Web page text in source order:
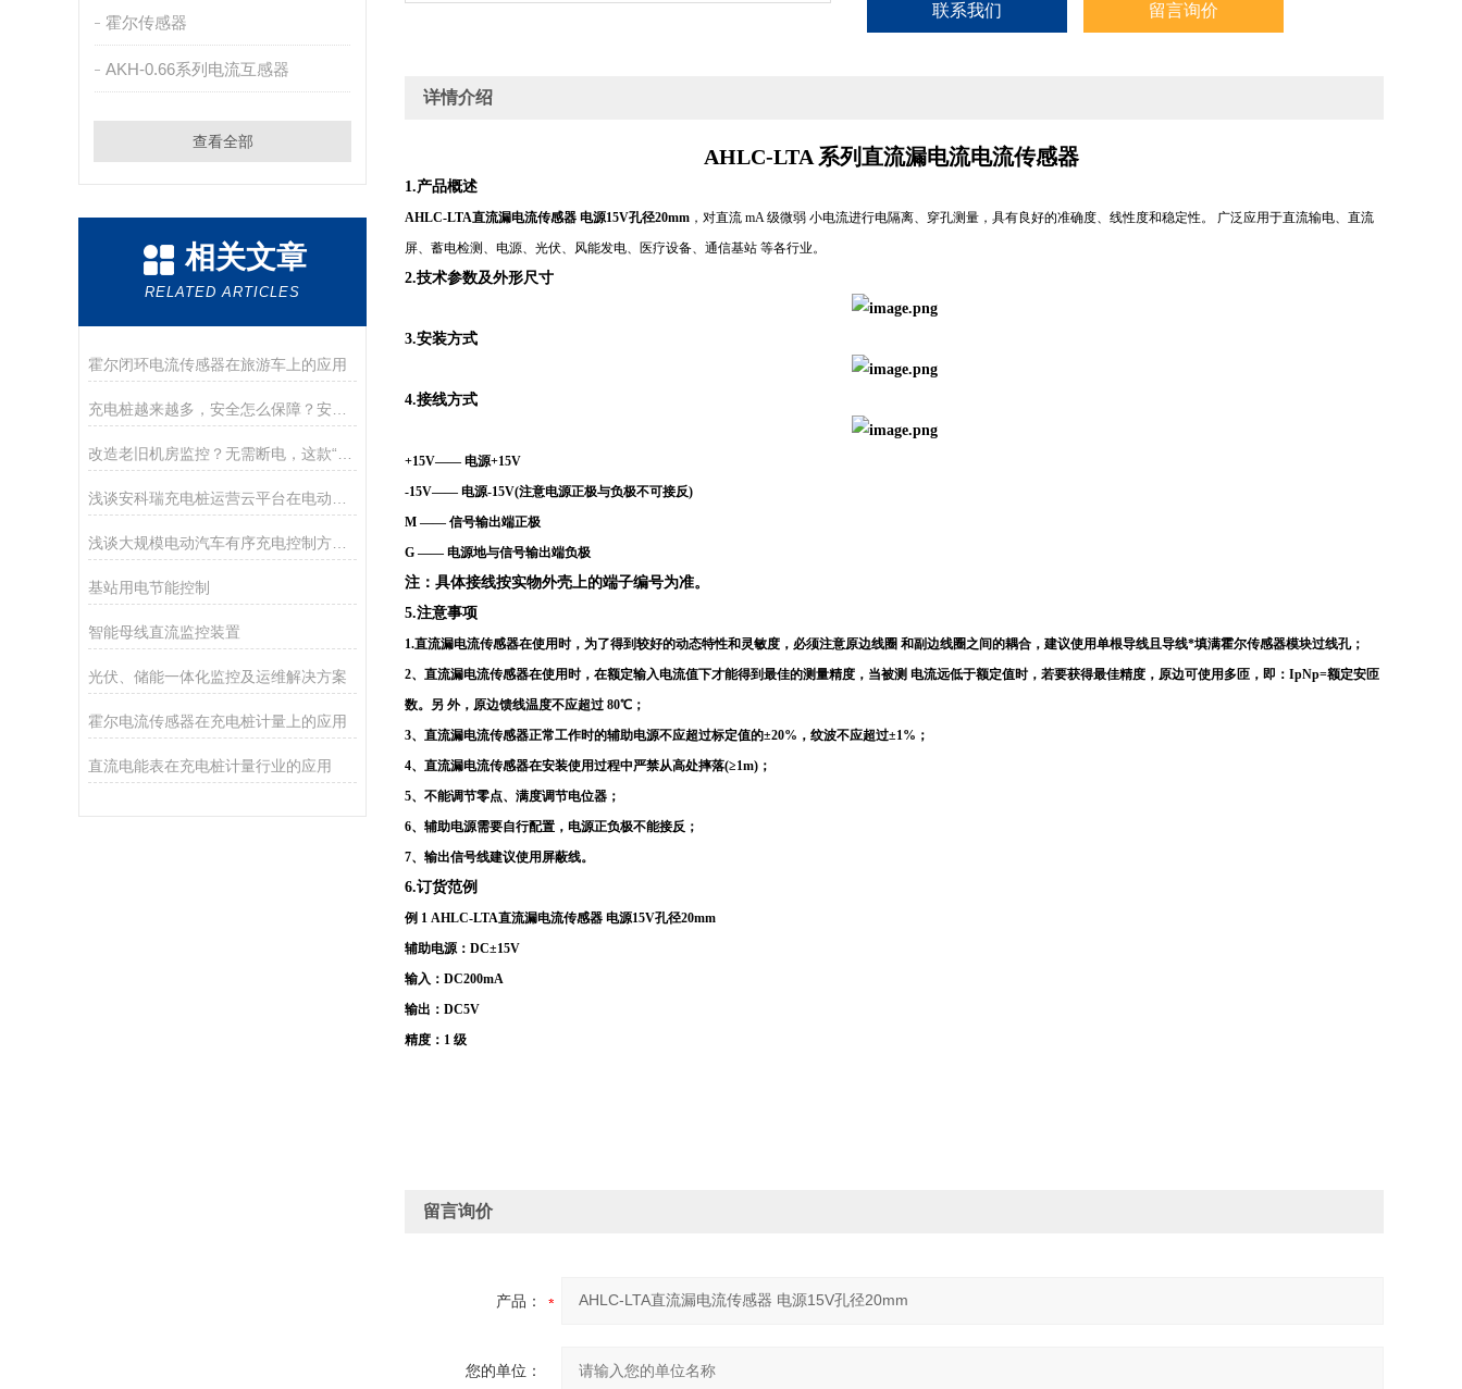
霍尔传感器
AKH-0.66系列电流互感器
查看全部
相关文章
RELATED ARTICLES
霍尔闭环电流传感器在旅游车上的应用
充电桩越来越多，安全怎么保障？安科瑞限流式保护器来解答
浅谈大规模电动汽车有序充电控制方法研究
基站用电节能控制
智能母线直流监控装置
光伏、储能一体化监控及运维解决方案
霍尔电流传感器在充电桩计量上的应用
直流电能表在充电桩计量行业的应用
联系我们 留言询价
详情介绍
AHLC-LTA 系列直流漏电流电流传感器
1.产品概述
AHLC-LTA直流漏电流传感器 电源15V孔径20mm ，对直流 mA 级微弱 小电流进行电隔离、穿孔测量，具有良好的准确度、线性度和稳定性。 广泛应用于直流输电、直流
屏、蓄电检测、电源、光伏、风能发电、医疗设备、通信基站 等各行业。
2.技术参数及外形尺寸
3.安装方式
4.接线方式
+15V—— 电源+15V
-15V—— 电源-15V(注意电源正极与负极不可接反)
M —— 信号输出端正极
G —— 电源地与信号输出端负极
注：具体接线按实物外壳上的端子编号为准。
5.注意事项
1.直流漏电流传感器在使用时，为了得到较好的动态特性和灵敏度，必须注意原边线圈 和副边线圈之间的耦合，建议使用单根导线且导线*填满霍尔传感器模块过线孔；
2、直流漏电流传感器在使用时，在额定输入电流值下才能得到最佳的测量精度，当被测 电流远低于额定值时，若要获得最佳精度，原边可使用多匝，即：IpNp=额定安匝
数。另 外，原边馈线温度不应超过 80℃ ；
3、直流漏电流传感器正常工作时的辅助电源不应超过标定值的±20% ，纹波不应超过±1%；
4、直流漏电流传感器在安装使用过程中严禁从高处摔落(≥1m) ；
5、不能调节零点、满度调节电位器；
6、辅助电源需要自行配置，电源正负极不能接反；
7、输出信号线建议使用屏蔽线。
6.订货范例
例 1 AHLC-LTA直流漏电流传感器 电源15V孔径20mm
辅助电源：DC±15V
输入：DC200mA
输出：DC5V
精度：1 级
留言询价
产品：
您的单位：